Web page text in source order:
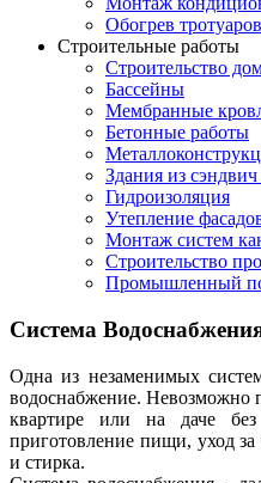
Обогрев
Строительные работы
Строительство
Бассейны
Мембранные
Бетонные работы
Здания из
Гидроизоляция
Утепление
Монтаж систем
Строительство
Промышленный
Система
Одна из незаменимых
водоснабжение. Невозможно
квартире или на даче
приготовление пищи, уход
и стирка.